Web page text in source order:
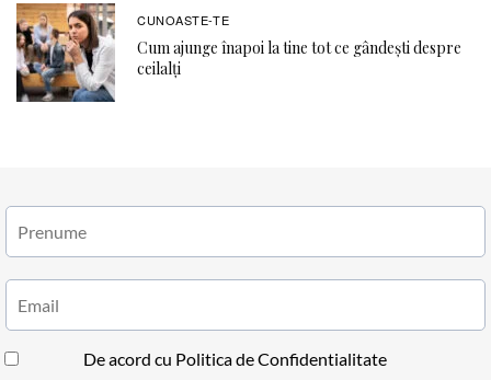
CUNOASTE-TE
Cum ajunge înapoi la tine tot ce gândești despre
ceilalți